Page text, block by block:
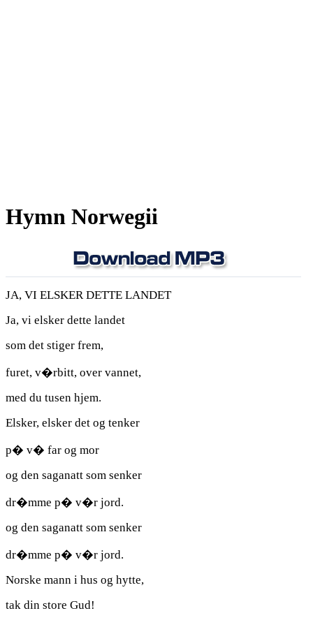
Hymn Norwegii
JA, VI ELSKER DETTE LANDET
Ja, vi elsker dette landet
som det stiger frem,
furet, v�rbitt, over vannet,
med du tusen hjem.
Elsker, elsker det og tenker
p� v� far og mor
og den saganatt som senker
dr�mme p� v�r jord.
og den saganatt som senker
dr�mme p� v�r jord.
Norske mann i hus og hytte,
tak din store Gud!